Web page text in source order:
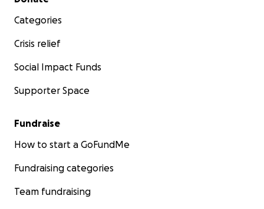
Categories
Crisis relief
Social Impact Funds
Supporter Space
Fundraise
How to start a GoFundMe
Fundraising categories
Team fundraising